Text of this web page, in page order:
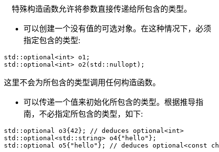
特殊构造函数允许将参数直接传递给所包含的类型。
可以创建一个没有值的可选对象。在这种情况下，必须
指定包含的类型:
std::optional<int> o1;
std::optional<int> o2(std::nullopt);
这里不会为所包含的类型调用任何构造函数。
可以传递一个值来初始化所包含的类型。根据推导指
南，不必指定所包含的类型，如下:
std::optional o3{42}; // deduces optional<int>
std::optional<std::string> o4{"hello"};
std::optional o5{"hello"}; // deduces optional<const